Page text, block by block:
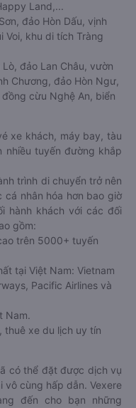
Land,...
đảo Hòn Dấu, vịnh
Voi, khu di tích Tràng
Lò, đảo Lan Châu, vườn
Chương, đảo Hòn Ngư,
cừu Nghệ An, biển
xe khách, máy bay, tàu
nhiều tuyến đường khắp
trình di chuyển trở nên
nhân hóa hơn bao giờ
hành khách với các đối
gồm:
trên 5000+ tuyến
tại Việt Nam: Vietnam
Pacific Airlines và
Nam.
thuê xe du lịch uy tín
có thể đặt được dịch vụ
vô cùng hấp dẫn. Vexere
đến cho bạn những